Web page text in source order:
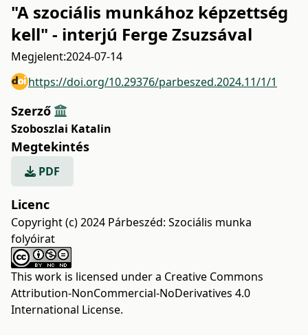
"A szociális munkához képzettség
kell" - interjú Ferge Zsuzsával
Megjelent:2024-07-14
https://doi.org/10.29376/parbeszed.2024.11/1/1
Szerző
Szoboszlai Katalin
Megtekintés
PDF
Licenc
Copyright (c) 2024 Párbeszéd: Szociális munka
folyóirat
This work is licensed under a Creative Commons
Attribution-NonCommercial-NoDerivatives 4.0
International License.